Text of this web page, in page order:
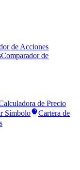
de Acciones
Comparador de
de Precio
Símbolo
Cartera de